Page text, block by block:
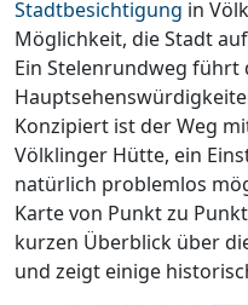
Stadtbesichtigung in
Möglichkeit, die Stadt
Ein Stelenrundweg führt
Konzipiert ist der Weg
Völklinger Hütte, ein
natürlich problemlos
Karte von Punkt zu
kurzen Überblick über
und zeigt einige